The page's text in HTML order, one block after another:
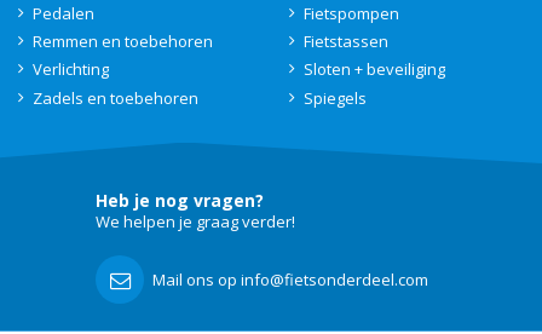
Pedalen
Remmen en toebehoren
Verlichting
Zadels en toebehoren
Fietspompen
Fietstassen
Sloten + beveiliging
Spiegels
Heb je nog vragen?
We helpen je graag verder!
Mail ons op info@fietsonderdeel.com